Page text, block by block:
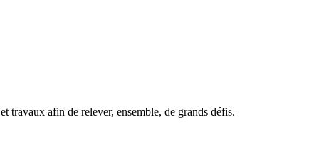
travaux afin de relever, ensemble, de grands défis.